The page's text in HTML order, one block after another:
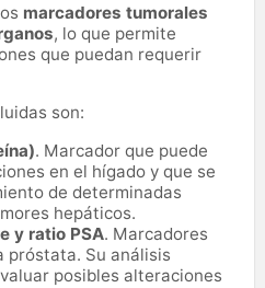
marcadores tumorales
, lo que permite
que puedan requerir
son:
. Marcador que puede
en el hígado y que se
de determinadas
hepáticos.
y ratio PSA. Marcadores
próstata. Su análisis
posibles alteraciones